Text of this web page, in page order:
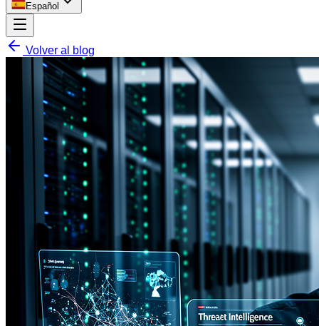
Español
Volver al blog